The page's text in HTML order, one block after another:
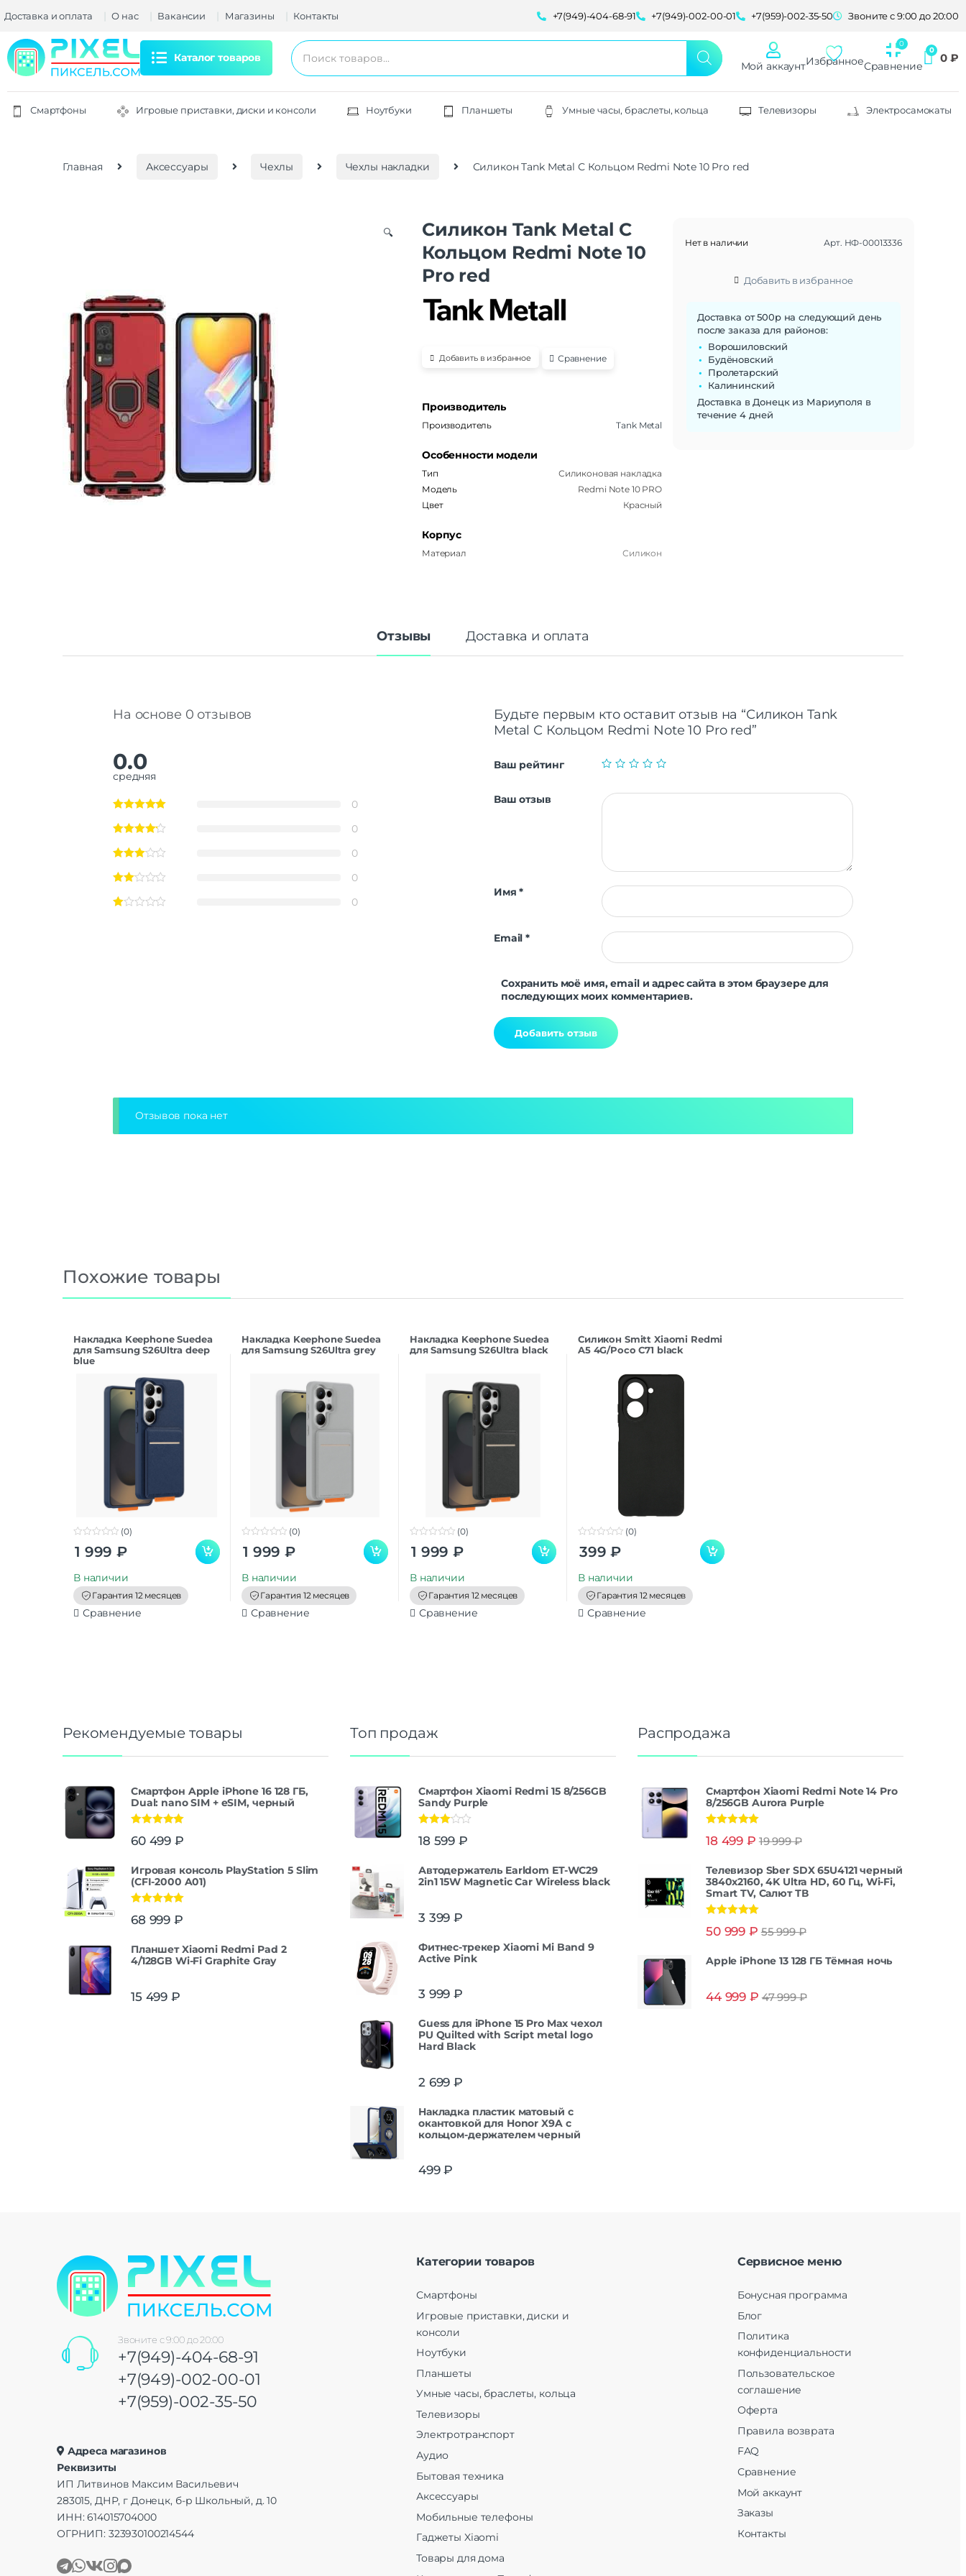
Доставка и оплата О нас Вакансии Магазины Контакты +7(949)-404-68-91 +7(949)-002-00-01 +7(959)-002-35-50 Звоните с 9:00 до 20:00
Каталог товаров
Мой аккаунтИзбранноеСравнение
0 ₽
Смартфоны Игровые приставки, диски и консоли Ноутбуки Планшеты Умные часы, браслеты, кольца Телевизоры Электросамокаты
Главная Аксессуары Чехлы Чехлы накладки Силикон Tank Metal С Кольцом Redmi Note 10 Pro red
🔍
Силикон Tank Metal С
Кольцом Redmi Note 10
Pro red
Добавить в избранное Сравнение
Производитель
Производитель Tank Metal
Особенности модели
Тип
Силиконовая накладка
Модель
Redmi Note 10 PRO
Цвет
Красный
Корпус
Материал Силикон
Нет в наличии Арт. НФ-00013336
Добавить в избранное
Доставка от 500р на следующий день
после заказа для районов:
Ворошиловский
Будёновский
Пролетарский
Калининский
Доставка в Донецк из Мариуполя в
течение 4 дней
Отзывы Доставка и оплата
На основе 0 отзывов
0.0
средняя
0
0
0
0
0
Будьте первым кто оставит отзыв на “Силикон Tank
Metal С Кольцом Redmi Note 10 Pro red”
Ваш рейтинг
Ваш отзыв
Имя*
Email*
Сохранить моё имя, email и адрес сайта в этом браузере для
последующих моих комментариев.
Отзывов пока нет
Похожие товары
Накладка Keephone Suedea
для Samsung S26Ultra deep
blue
o
(0)
1 999 ₽
В наличии
Гарантия 12 месяцев
Сравнение
Накладка Keephone Suedea
для Samsung S26Ultra grey
o
(0)
1 999 ₽
В наличии
Гарантия 12 месяцев
Сравнение
Накладка Keephone Suedea
для Samsung S26Ultra black
o
(0)
1 999 ₽
В наличии
Гарантия 12 месяцев
Сравнение
Силикон Smitt Xiaomi Redmi
A5 4G/Poco C71 black
o
o
(0)
399 ₽
В наличии
Гарантия 12 месяцев
Сравнение
Рекомендуемые товары
Смартфон Apple iPhone 16 128 ГБ,
Dual: nano SIM + eSIM, черный
из 5
60 499 ₽
Игровая консоль PlayStation 5 Slim
(CFI-2000 A01)
из 5
68 999 ₽
Планшет Xiaomi Redmi Pad 2
4/128GB Wi-Fi Graphite Gray
15 499 ₽
Топ продаж
Смартфон Xiaomi Redmi 15 8/256GB
Sandy Purple
3.00из
18 599 ₽
Автодержатель Earldom ET-WC29
2in1 15W Magnetic Car Wireless black
3 399 ₽
Фитнес-трекер Xiaomi Mi Band 9
Active Pink
3 999 ₽
Guess для iPhone 15 Pro Max чехол
PU Quilted with Script metal logo
Hard Black
2 699 ₽
Накладка пластик матовый с
окантовкой для Honor X9A с
кольцом-держателем черный
499₽
Распродажа
Смартфон Xiaomi Redmi Note 14 Pro
8/256GB Aurora Purple
из 5
18 499 ₽ 19 999₽
Телевизор Sber SDX 65U4121 черный
3840x2160, 4K Ultra HD, 60 Гц, Wi-Fi,
Smart TV, Салют ТВ
из 5
50 999 ₽ 55 999₽
Apple iPhone 13 128 ГБ Тёмная ночь
44 999 ₽ 47 999₽
Звоните с 9:00 до 20:00
+7(949)-404-68-91
+7(949)-002-00-01
+7(959)-002-35-50
Адреса магазинов
Реквизиты
ИП Литвинов Максим Васильевич
283015, ДНР, г Донецк, б-р Школьный, д. 10
ИНН: 614015704000
ОГРНИП: 323930100214544
Категории товаров
Смартфоны
Игровые приставки, диски и
консоли
Ноутбуки
Планшеты
Умные часы, браслеты, кольца
Телевизоры
Электротранспорт
Аудио
Бытовая техника
Аксессуары
Мобильные телефоны
Гаджеты Xiaomi
Товары для дома
Сервисное меню
Бонусная программа
Блог
Политика
конфиденциальности
Пользовательское
соглашение
Оферта
Правила возврата
FAQ
Сравнение
Мой аккаунт
Заказы
Контакты